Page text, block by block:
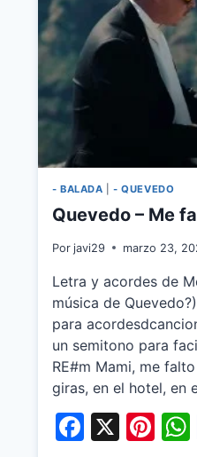
- BALADA |- QUEVEDO
Quevedo – Me
Por javi29 marzo 23,
Letra y acordes de
música de
para
un semitono
RE#m Mami, me
giras, en el hotel, en
X